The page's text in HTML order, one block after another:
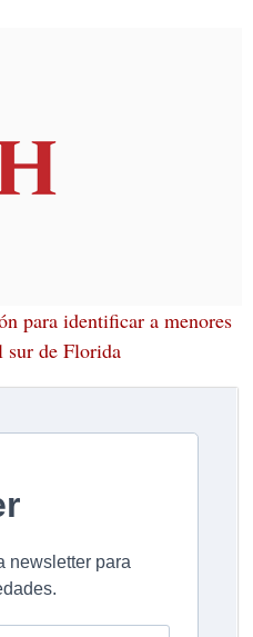
para identificar a menores
sur de Florida